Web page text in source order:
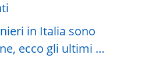
in Italia sono
ecco gli ultimi …